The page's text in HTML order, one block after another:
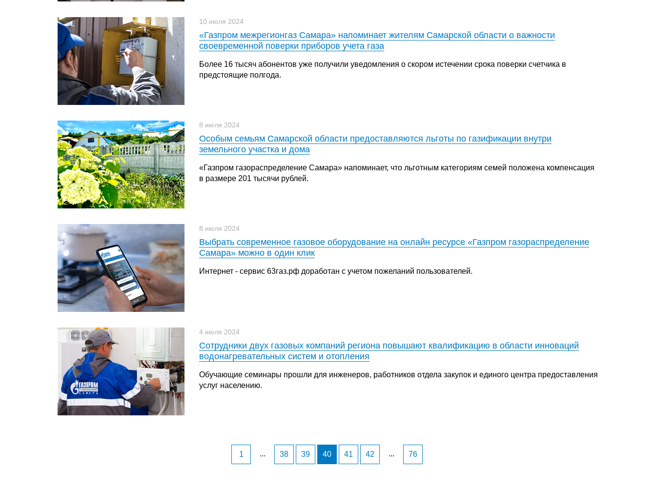
10 июля 2024
«Газпром межрегионгаз Самара» напоминает жителям Самарской области о важности
своевременной поверки приборов учета газа
Более 16 тысяч абонентов уже получили уведомления о скором истечении срока поверки счетчика в
предстоящие полгода.
8 июля 2024
Особым семьям Самарской области предоставляются льготы по газификации внутри
земельного участка и дома
«Газпром газораспределение Самара» напоминает, что льготным категориям семей положена компенсация
в размере 201 тысячи рублей.
8 июля 2024
Выбрать современное газовое оборудование на онлайн ресурсе «Газпром газораспределение
Самара» можно в один клик
Интернет - сервис 63газ.рф доработан с учетом пожеланий пользователей.
4 июля 2024
Сотрудники двух газовых компаний региона повышают квалификацию в области инноваций
водонагревательных систем и отопления
Обучающие семинары прошли для инженеров, работников отдела закупок и единого центра предоставления
услуг населению.
1 ... 38 39 40 41 42 ... 76